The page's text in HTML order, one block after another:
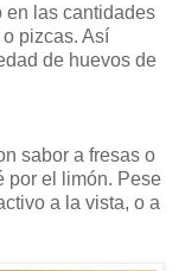
en las cantidades
pizcas. Así
de huevos de
sabor a fresas o
por el limón. Pese
a la vista, o a